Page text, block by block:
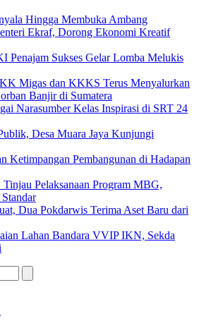
Hingga Membuka Ambang
Ekraf, Dorong Ekonomi Kreatif
Penajam Sukses Gelar Lomba Melukis
Migas dan KKKS Terus Menyalurkan
Banjir di Sumatera
Narasumber Kelas Inspirasi di SRT 24
Desa Muara Jaya Kunjungi
Ketimpangan Pembangunan di Hadapan
Pelaksanaan Program MBG,
Dua Pokdarwis Terima Aset Baru dari
Lahan Bandara VVIP IKN, Sekda